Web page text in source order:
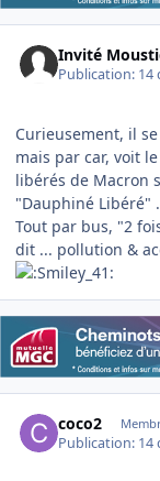
Invité
Publication: 14
Curieusement, il
mais par car, voit
libérés de Macron
"Dauphiné Libéré" .
Tout par bus, "2
dit ... pollution &
coco2
Publication: 14